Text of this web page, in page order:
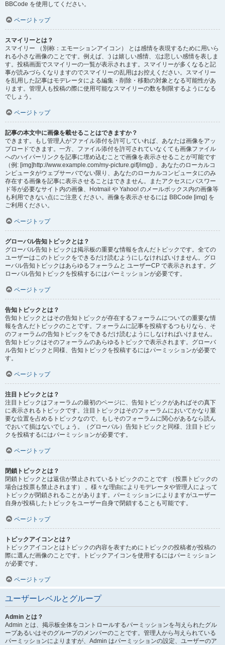
BBCode を使用してください。
ページトップ
スマイリーとは？
スマイリー （別称：エモーションアイコン） とは感情を表現するために用いら
れる小さな画像のことです。例えば、:) は嬉しい感情、:(は悲しい感情を表しま
す。投稿画面でスマイリーの一覧が表示されます。スマイリーが多くなると記
事が読みづらくなりますのでスマイリーの乱用はお控えください。スマイリー
を乱用した記事はモデレータによる編集・削除・移動の対象となる可能性があ
ります。管理人も投稿の際に使用可能なスマイリーの数を制限するようになる
でしょう。
ページトップ
記事の本文中に画像を載せることはできますか？
できます。もし管理人がファイル添付を許可していれば、あなたは画像をアッ
プロードできます。一方、ファイル添付を許可されていなくても画像ファイル
へのハイパーリンクを記事に埋め込むことで画像を表示させることが可能です
（例: [img]http://www.example.com/my-picture.gif[/img]) 。あなたのローカルコ
ンピュータがウェブサーバでない限り、あなたのローカルコンピュータにのみ
存在する画像を記事に表示させることはできません。またアクセスにパスワー
ド等が必要なサイト内の画像、Hotmail や Yahoo! のメールボックス内の画像等
も利用できない点にご注意ください。画像を表示させるには BBCode [img] を
ご利用ください。
ページトップ
グローバル告知トピックとは？
グローバル告知トピックは掲示板の重要な情報を含んだトピックです。全ての
ユーザーはこのトピックをできるだけ読むようにしなければいけません。グロ
ーバル告知トピックはあらゆるフォーラムと ユーザーCP で表示されます。グ
ローバル告知トピックを投稿するにはパーミッションが必要です。
ページトップ
告知トピックとは？
告知トピックとはその告知トピックが存在するフォーラムについての重要な情
報を含んだトピックのことです。フォーラムに記事を投稿するつもりなら、そ
のフォーラムの告知トピックをできるだけ読むようにしなければいけません。
告知トピックはそのフォーラムのあらゆるトピックで表示されます。グローバ
ル告知トピックと同様、告知トピックを投稿するにはパーミッションが必要で
す。
ページトップ
注目トピックとは？
注目トピックはフォーラムの最初のページに、告知トピックがあればその真下
に表示されるトピックです。注目トピックはそのフォーラムにおいてかなり重
要な位置を占めるトピックなので、もしそのフォーラムに関心があるなら読ん
でおいて損はないでしょう。（グローバル）告知トピックと同様、注目トピッ
クを投稿するにはパーミッションが必要です。
ページトップ
閉鎖トピックとは？
閉鎖トピックとは返信が禁止されているトピックのことです （投票トピックの
場合は投票も禁止されます） 。様々な理由によりモデレータや管理人によって
トピックが閉鎖されることがあります。パーミッションによりますがユーザー
自身が投稿したトピックをユーザー自身で閉鎖することも可能です。
ページトップ
トピックアイコンとは？
トピックアイコンとはトピックの内容を表すためにトピックの投稿者が投稿の
際に選んだ画像のことです。トピックアイコンを使用するにはパーミッション
が必要です。
ページトップ
ユーザーレベルとグループ
Admin とは？
Admin とは、掲示板全体をコントロールするパーミッションを与えられたグル
ープあるいはそのグループのメンバーのことです。管理人から与えられている
パーミッションによりますが、Admin はパーミッションの設定、ユーザーのア